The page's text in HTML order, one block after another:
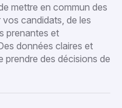
mettre en commun des
candidats, de les
prenantes et
données claires et
prendre des décisions de